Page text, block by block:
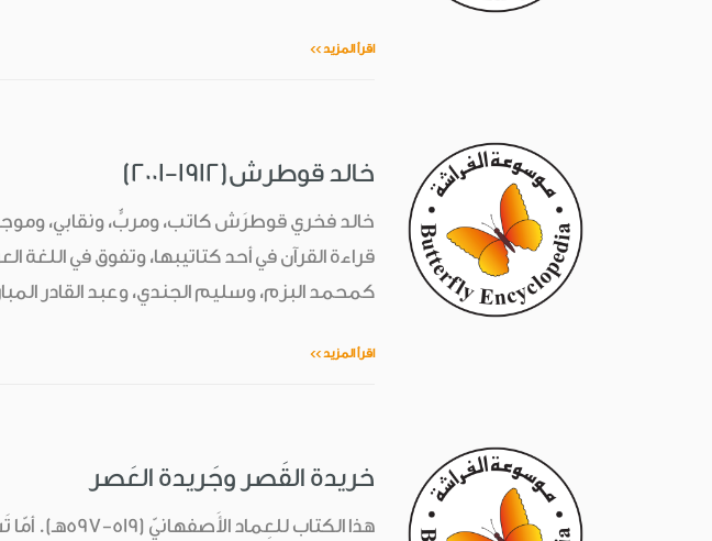
اقرأ المزيد >>
خالد قوطرش(1912-2001)
قراءة القرآن في أحد كتاتيبها، وتفوق في
كمحمد البزم، وسليم الجندي، وعبد القادر
اقرأ المزيد >>
خريدة القَصر وجَريدة العَصر
هذا